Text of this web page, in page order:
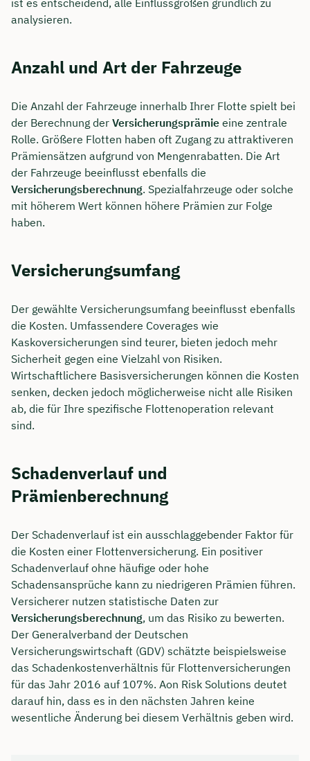
ist es entscheidend, alle Einflussgrößen gründlich zu
analysieren.
Anzahl und Art der Fahrzeuge
Die Anzahl der Fahrzeuge innerhalb Ihrer Flotte spielt bei
der Berechnung der Versicherungsprämie eine zentrale
Rolle. Größere Flotten haben oft Zugang zu attraktiveren
Prämiensätzen aufgrund von Mengenrabatten. Die Art
der Fahrzeuge beeinflusst ebenfalls die
Versicherungsberechnung. Spezialfahrzeuge oder solche
mit höherem Wert können höhere Prämien zur Folge
haben.
Versicherungsumfang
Der gewählte Versicherungsumfang beeinflusst ebenfalls
die Kosten. Umfassendere Coverages wie
Kaskoversicherungen sind teurer, bieten jedoch mehr
Sicherheit gegen eine Vielzahl von Risiken.
Wirtschaftlichere Basisversicherungen können die Kosten
senken, decken jedoch möglicherweise nicht alle Risiken
ab, die für Ihre spezifische Flottenoperation relevant
sind.
Schadenverlauf und
Prämienberechnung
Der Schadenverlauf ist ein ausschlaggebender Faktor für
die Kosten einer Flottenversicherung. Ein positiver
Schadenverlauf ohne häufige oder hohe
Schadensansprüche kann zu niedrigeren Prämien führen.
Versicherer nutzen statistische Daten zur
Versicherungsberechnung, um das Risiko zu bewerten.
Der Generalverband der Deutschen
Versicherungswirtschaft (GDV) schätzte beispielsweise
das Schadenkostenverhältnis für Flottenversicherungen
für das Jahr 2016 auf 107%. Aon Risk Solutions deutet
darauf hin, dass es in den nächsten Jahren keine
wesentliche Änderung bei diesem Verhältnis geben wird.